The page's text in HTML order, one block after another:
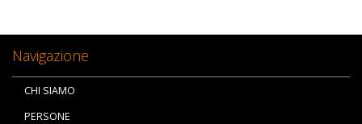
Navigazione
CHI SIAMO
PERSONE